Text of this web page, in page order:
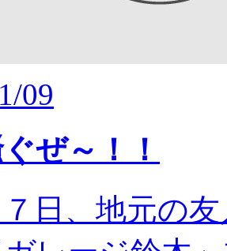
09
ぜ～！！
７日、地元の